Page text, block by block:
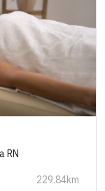
RN
229.84km